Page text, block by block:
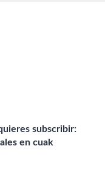
subscribir:
en cuak